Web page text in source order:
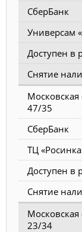
СберБанк
Универсам
Доступен в
Снятие
Московская
47/35
СберБанк
ТЦ
Доступен в
Снятие
Московская
23/34